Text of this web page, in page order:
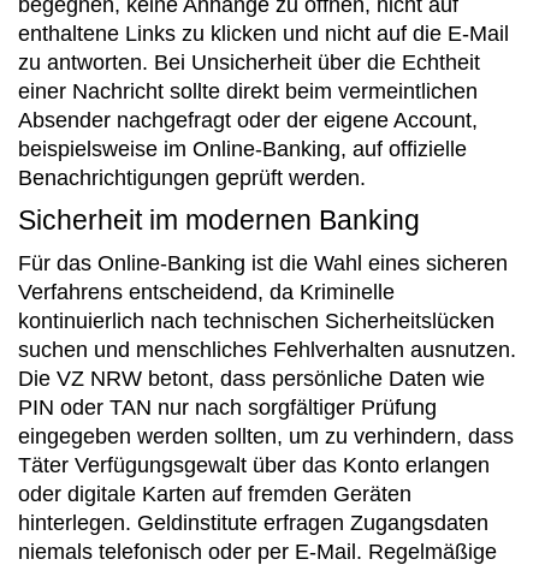
begegnen, keine Anhänge zu öffnen, nicht auf
enthaltene Links zu klicken und nicht auf die E-Mail
zu antworten. Bei Unsicherheit über die Echtheit
einer Nachricht sollte direkt beim vermeintlichen
Absender nachgefragt oder der eigene Account,
beispielsweise im Online-Banking, auf offizielle
Benachrichtigungen geprüft werden.
Sicherheit im modernen Banking
Für das Online-Banking ist die Wahl eines sicheren
Verfahrens entscheidend, da Kriminelle
kontinuierlich nach technischen Sicherheitslücken
suchen und menschliches Fehlverhalten ausnutzen.
Die VZ NRW betont, dass persönliche Daten wie
PIN oder TAN nur nach sorgfältiger Prüfung
eingegeben werden sollten, um zu verhindern, dass
Täter Verfügungsgewalt über das Konto erlangen
oder digitale Karten auf fremden Geräten
hinterlegen. Geldinstitute erfragen Zugangsdaten
niemals telefonisch oder per E-Mail. Regelmäßige